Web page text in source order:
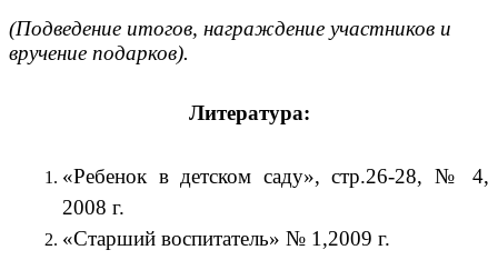
(Подведение итогов, награждение участников и
вручение подарков).
Литература:
«Ребенок в детском саду», стр.26-28, № 4,
2008 г.
«Старший воспитатель» № 1,2009 г.